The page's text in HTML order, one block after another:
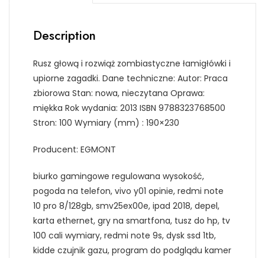
Description
Rusz głową i rozwiąż zombiastyczne łamigłówki i
upiorne zagadki. Dane techniczne: Autor: Praca
zbiorowa Stan: nowa, nieczytana Oprawa:
miękka Rok wydania: 2013 ISBN 9788323768500
Stron: 100 Wymiary (mm) : 190×230
Producent: EGMONT
biurko gamingowe regulowana wysokość,
pogoda na telefon, vivo y01 opinie, redmi note
10 pro 8/128gb, smv25ex00e, ipad 2018, depel,
karta ethernet, gry na smartfona, tusz do hp, tv
100 cali wymiary, redmi note 9s, dysk ssd 1tb,
kidde czujnik gazu, program do podglądu kamer